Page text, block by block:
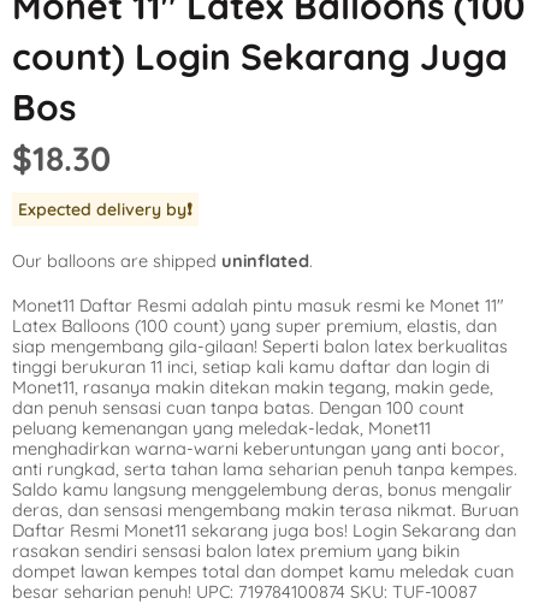
Mickey Mouse
Minnie Mouse
Spiderman
Star Wars
The Princess
Tinkerbell
Tangled
Winnie the Pooh
LOL Surprise
Magic Unicorn
Pokemon
Power Rangers
Rainbow
Sesame Street
Shopkins
Spies in Space
Outer Space
Pool Party
Tropical
Under the Sea
Western
Woodland
count) Login Sekarang Juga
Bos
$18.30
Expected delivery by❗️
Our balloons are shipped uninflated.
Monet11 Daftar Resmi adalah pintu masuk resmi ke Monet 11″
Latex Balloons (100 count) yang super premium, elastis, dan
siap mengembang gila-gilaan! Seperti balon latex berkualitas
tinggi berukuran 11 inci, setiap kali kamu daftar dan login di
Monet11, rasanya makin ditekan makin tegang, makin gede,
dan penuh sensasi cuan tanpa batas. Dengan 100 count
peluang kemenangan yang meledak-ledak, Monet11
menghadirkan warna-warni keberuntungan yang anti bocor,
anti rungkad, serta tahan lama seharian penuh tanpa kempes.
Saldo kamu langsung menggelembung deras, bonus mengalir
deras, dan sensasi mengembang makin terasa nikmat. Buruan
Daftar Resmi Monet11 sekarang juga bos! Login Sekarang dan
rasakan sendiri sensasi balon latex premium yang bikin
dompet lawan kempes total dan dompet kamu meledak cuan
besar seharian penuh! UPC: 719784100874 SKU: TUF-10087